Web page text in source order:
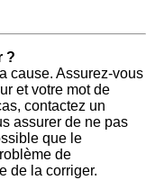
?
cause. Assurez-vous
et votre mot de
contactez un
assurer de ne pas
que le
de
de la corriger.